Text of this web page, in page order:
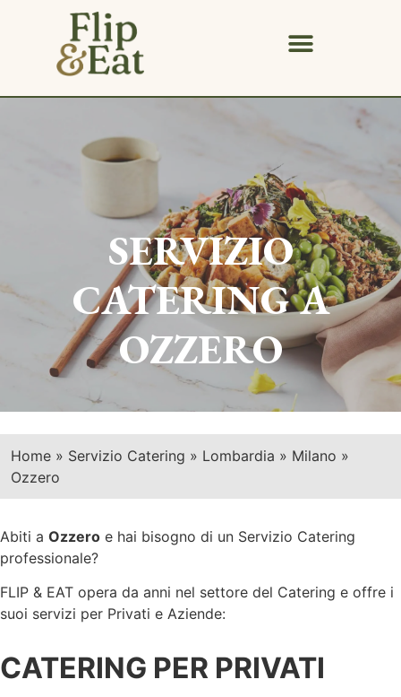
SERVIZIO
CATERING A
OZZERO
Home » Servizio Catering » Lombardia » Milano »
Ozzero
Abiti a Ozzero e hai bisogno di un Servizio Catering
professionale?
FLIP & EAT opera da anni nel settore del Catering e offre i
suoi servizi per Privati e Aziende:
CATERING PER PRIVATI